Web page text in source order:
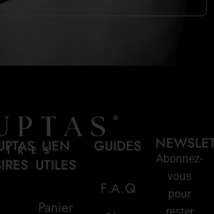
LIEN
UTILES
Panier
GUIDES
F.A.Q
Abonnez-
vous
pour